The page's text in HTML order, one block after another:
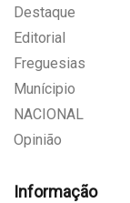
Destaque
Editorial
Freguesias
Munícipio
NACIONAL
Opinião
Informação